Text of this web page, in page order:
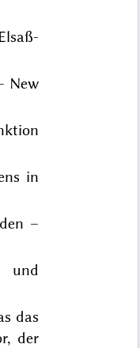
New
in
–
und
das
der